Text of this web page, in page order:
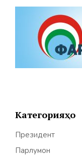
Категорияҳо
Президент
Парлумон